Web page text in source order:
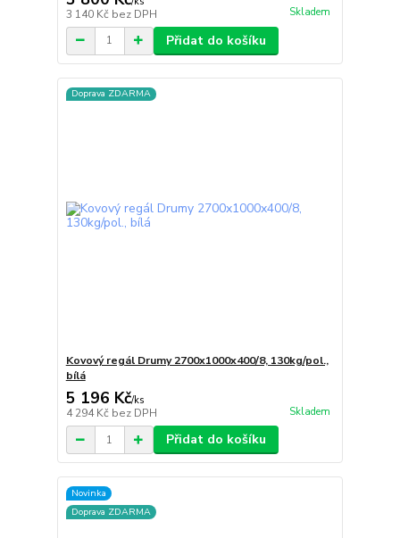
3 140 Kč bez DPH Skladem
Přidat do košíku
Doprava ZDARMA
Kovový regál Drumy 2700x1000x400/8, 130kg/pol.,
bílá
5 196 Kč/ks
4 294 Kč bez DPH Skladem
Přidat do košíku
Novinka
Doprava ZDARMA